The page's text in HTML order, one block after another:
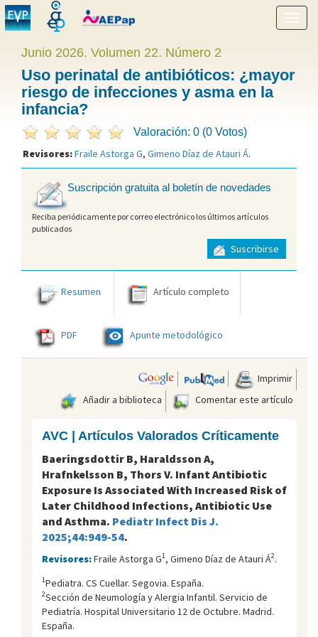
menú
Junio 2026. Volumen 22. Número 2
Uso perinatal de antibióticos: ¿mayor
riesgo de infecciones y asma en la
infancia?
Valoración: 0 (0 Votos)
Revisores:Fraile Astorga G, Gimeno Díaz de Atauri Á.
Suscripción gratuita al boletín de novedades
Reciba periódicamente por correo electrónico los últimos artículos
publicados
Suscribirse
Resumen Artículo completo
PDF Apunte metodológico
Imprimir
Añadir a biblioteca
Comentar este artículo
AVC | Artículos Valorados Críticamente
Baeringsdottir B, Haraldsson A,
Hrafnkelsson B, Thors V. Infant Antibiotic
Exposure Is Associated With Increased Risk of
Later Childhood Infections, Antibiotic Use
and Asthma. Pediatr Infect Dis J.
2025;44:949-54.
Revisores:Fraile Astorga G1, Gimeno Díaz de Atauri Á2.
1Pediatra. CS Cuellar. Segovia. España.
2Sección de Neumología y Alergia Infantil. Servicio de
Pediatría. Hospital Universitario 12 de Octubre. Madrid.
España.